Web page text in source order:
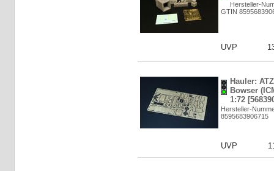
Hersteller-
GTIN
UVP
Hauler:
Bowser
1:72
Hersteller-
8595683906715
UVP